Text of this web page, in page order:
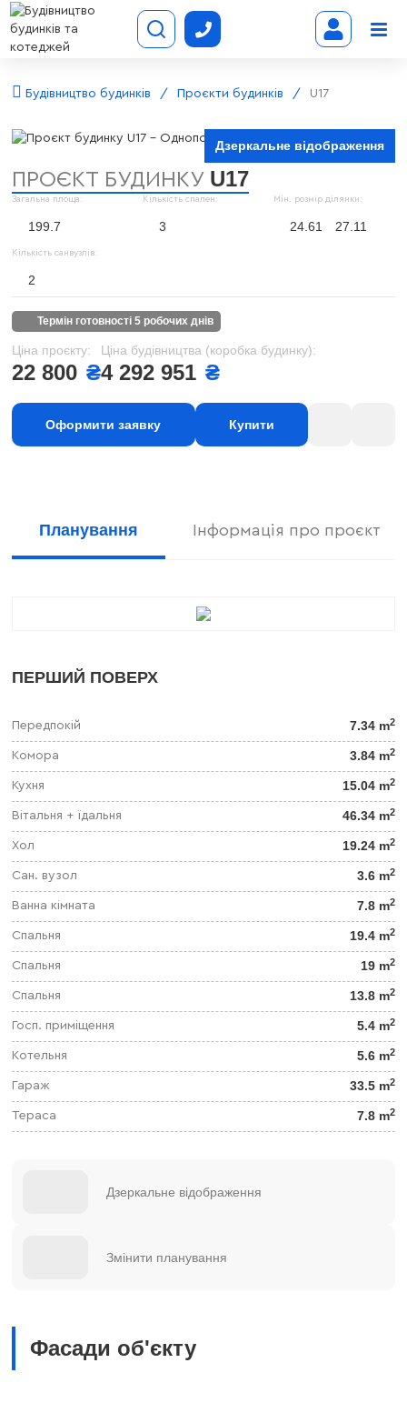
Будівництво будинків Проєкти будинків U17
Дзеркальне відображення
ПРОЄКТ БУДИНКУ U17
Загальна площа:
199.7
Кількість спален:
3
Мін. розмір ділянки:
24.61 27.11
Кількість санвузлів:
2
термін готовності 5 робочих днів
Ціна проєкту:
22 800 ₴
Ціна будівництва (коробка будинку):
4 292 951 ₴
Оформити заявку Купити
Планування Інформація про проєкт
ПЕРШИЙ ПОВЕРХ
Передпокій 7.34 m2
Комора 3.84 m2
Кухня 15.04 m2
Вітальня + їдальня 46.34 m2
Хол 19.24 m2
Сан. вузол 3.6 m2
Ванна кімната 7.8 m2
Спальня 19.4 m2
Спальня 19 m2
Спальня 13.8 m2
Госп. приміщення 5.4 m2
Котельня 5.6 m2
Гараж 33.5 m2
Тераса 7.8 m2
Дзеркальне відображення
Змінити планування
Фасади об'єкту